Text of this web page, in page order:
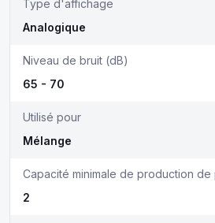
Type d'affichage
Analogique
Niveau de bruit (dB)
65 - 70
Utilisé pour
Mélange
Capacité minimale de production de
2